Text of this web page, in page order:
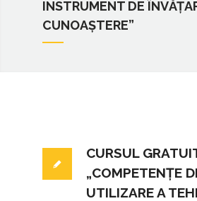
INSTRUMENT DE
CUNOAȘTERE”
CURSUL
„COMPETENȚE
UTILIZARE A